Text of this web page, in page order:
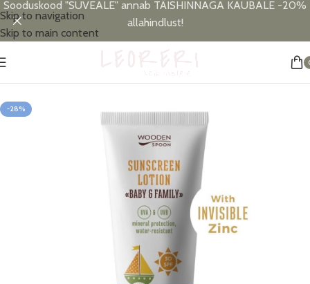
Skip to navigation
Skip to main content
Sooduskood "SUVEALE" annab TÄISHINNAGA KAUBALE -20%
allahindlust!
Esileht
-28%